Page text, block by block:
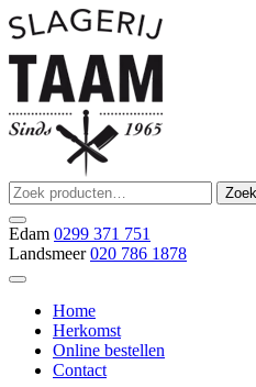
Ga
naar
de
inhoud
Slagerij Taam
slager
Zoeken
naar:
Edam 0299 371 751
Landsmeer 020 786 1878
Home
Herkomst
Online bestellen
Contact